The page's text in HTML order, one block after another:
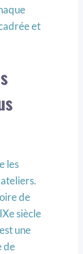
et
les
de
siècle
une
de